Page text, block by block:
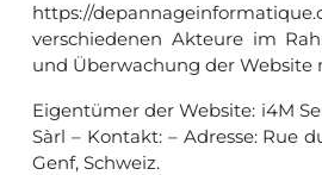
https://
verschiedenen Akteure im
und Überwachung der Website
Eigentümer der Website: i4M
Sàrl – Kontakt: – Adresse: Rue
Genf, Schweiz.